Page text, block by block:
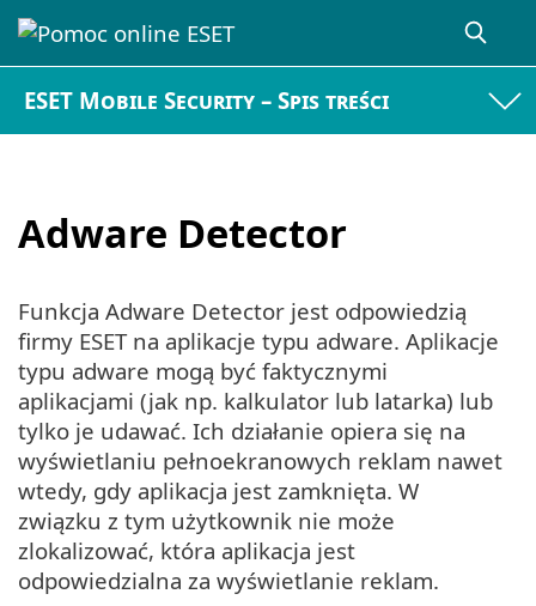
ESET Mobile Security – Spis treści
Adware Detector
Funkcja Adware Detector jest odpowiedzią
firmy ESET na aplikacje typu adware. Aplikacje
typu adware mogą być faktycznymi
aplikacjami (jak np. kalkulator lub latarka) lub
tylko je udawać. Ich działanie opiera się na
wyświetlaniu pełnoekranowych reklam nawet
wtedy, gdy aplikacja jest zamknięta. W
związku z tym użytkownik nie może
zlokalizować, która aplikacja jest
odpowiedzialna za wyświetlanie reklam.